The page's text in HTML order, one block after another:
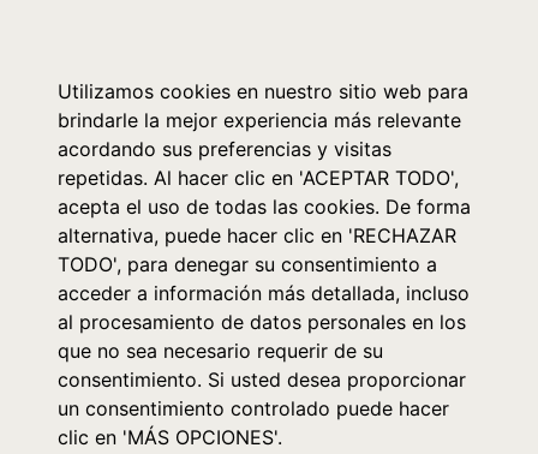
Utilizamos cookies en nuestro sitio web para
brindarle la mejor experiencia más relevante
acordando sus preferencias y visitas
repetidas. Al hacer clic en 'ACEPTAR TODO',
acepta el uso de todas las cookies. De forma
alternativa, puede hacer clic en 'RECHAZAR
TODO', para denegar su consentimiento a
acceder a información más detallada, incluso
al procesamiento de datos personales en los
que no sea necesario requerir de su
consentimiento. Si usted desea proporcionar
un consentimiento controlado puede hacer
clic en 'MÁS OPCIONES'.